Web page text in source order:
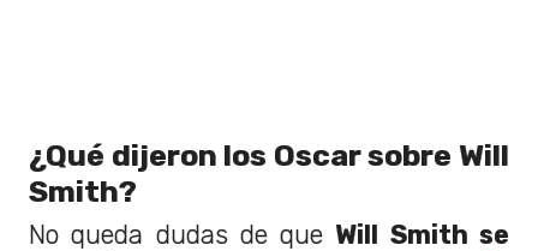
¿Qué dijeron los Oscar sobre Will
Smith?
No queda dudas de que Will Smith se